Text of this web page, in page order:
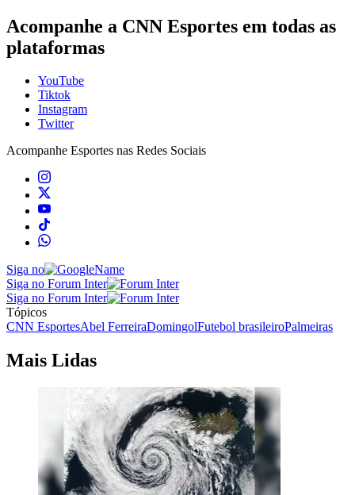
Acompanhe a CNN Esportes em todas as
plataformas
YouTube
Tiktok
Instagram
Twitter
Acompanhe Esportes nas Redes Sociais
Siga no
Siga no Forum Inter
Siga no Forum Inter
Tópicos
CNN EsportesAbel FerreiraDomingolFutebol brasileiroPalmeiras
Mais Lidas